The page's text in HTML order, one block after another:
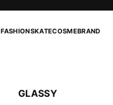
FASHIONSKATECOSMEBRAND
GLASSY